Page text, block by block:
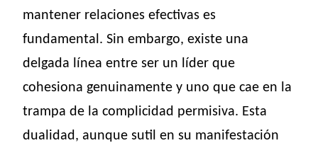
mantener relaciones efectivas es
fundamental. Sin embargo, existe una
delgada línea entre ser un líder que
cohesiona genuinamente y uno que cae en la
trampa de la complicidad permisiva. Esta
dualidad, aunque sutil en su manifestación